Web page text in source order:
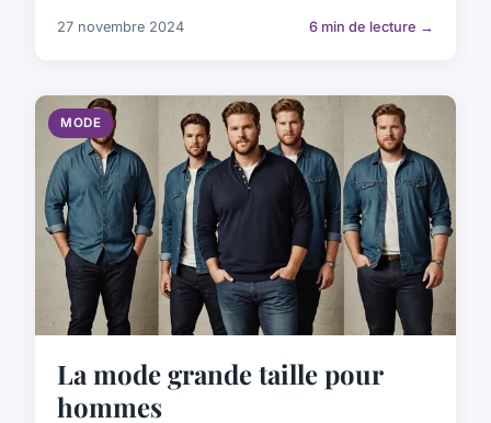
27 novembre 2024 6 min de lecture →
MODE
La mode grande taille pour
hommes